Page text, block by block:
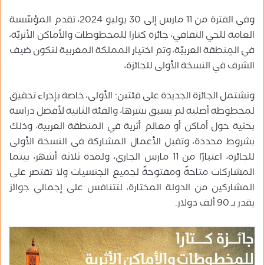
وفي الفترة من 11 مارس إلى 30 يوليو 2024، تقدم المؤسّسة
العامة للحي الثقافي، جائزة كتارا للمخطوطات والأماكن الأثريّة،
في المِنطقة العربيّة، وتم اختيار المملكة المغربية لتكون ضيف
الشرف في النسخة الأولى للجائزة،
وتشتمل الجائزة الجديدة على فئتين: الأولى، خاصة بإجراء تحقيق
لمخطوطة أصلية لم يسبق نشرها، والفئة الثانية لأفضل دراسة
بحثية حول أماكن أو معالم أثرية في المنطقة العربية، وذلك
بشروط محددة، وتقبل الأعمال المشاركة في النسخة الأولى
للجائزة، اعتبارًا من 11 مارس الجاري، ولمدة ثلاثة أشهر، بينما
المشاركات متاحةً ومفتوحةً لجميع الجنسيات ولا تقتصر على
المشاركين من الدولة المختارة، لتتنافس على إجمالي جوائز
يقدر بـ 90 ألف دولار.